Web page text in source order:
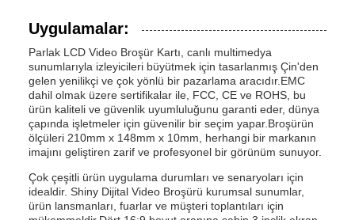
Uygulamalar:
Parlak LCD Video Broşür Kartı, canlı multimedya
sunumlarıyla izleyicileri büyütmek için tasarlanmış Çin'den
gelen yenilikçi ve çok yönlü bir pazarlama aracıdır.EMC
dahil olmak üzere sertifikalar ile, FCC, CE ve ROHS, bu
ürün kaliteli ve güvenlik uyumluluğunu garanti eder, dünya
çapında işletmeler için güvenilir bir seçim yapar.Broşürün
ölçüleri 210mm x 148mm x 10mm, herhangi bir markanın
imajını geliştiren zarif ve profesyonel bir görünüm sunuyor.
Çok çeşitli ürün uygulama durumları ve senaryoları için
idealdir. Shiny Dijital Video Broşürü kurumsal sunumlar,
ürün lansmanları, fuarlar ve müşteri toplantıları için